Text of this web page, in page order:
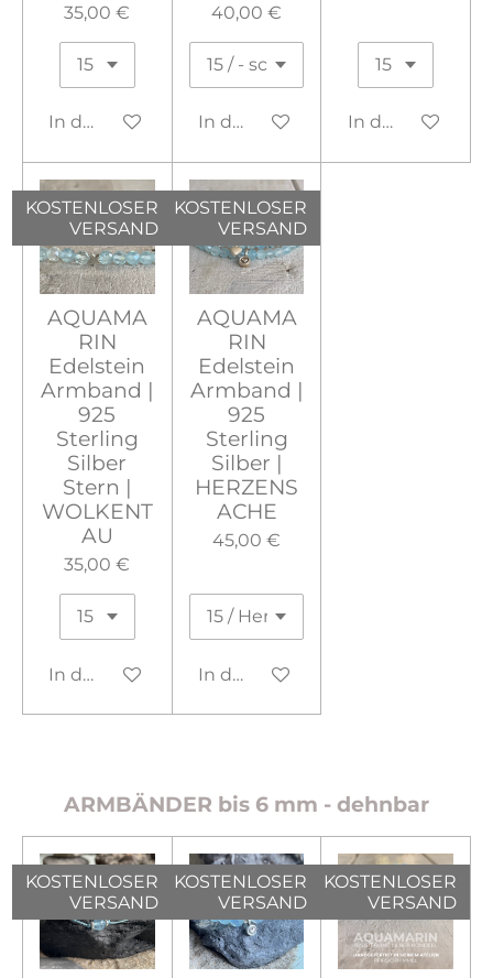
35,00 €
In den Warenkorb
40,00 €
In den WarenkorbIn den
KOSTENLOSER
VERSAND
AQUAMA
RIN
Edelstein
Armband |
925
Sterling
Silber
Stern |
WOLKENT
AU
35,00 €
In den Warenkorb
KOSTENLOSER
VERSAND
AQUAMA
RIN
Edelstein
Armband |
925
Sterling
Silber |
HERZENS
ACHE
45,00 €
In den Warenkorb
ARMBÄNDER bis 6 mm - dehnbar
KOSTENLOSER
VERSAND
KOSTENLOSER
VERSAND
KOSTENLOSER
VERSAND